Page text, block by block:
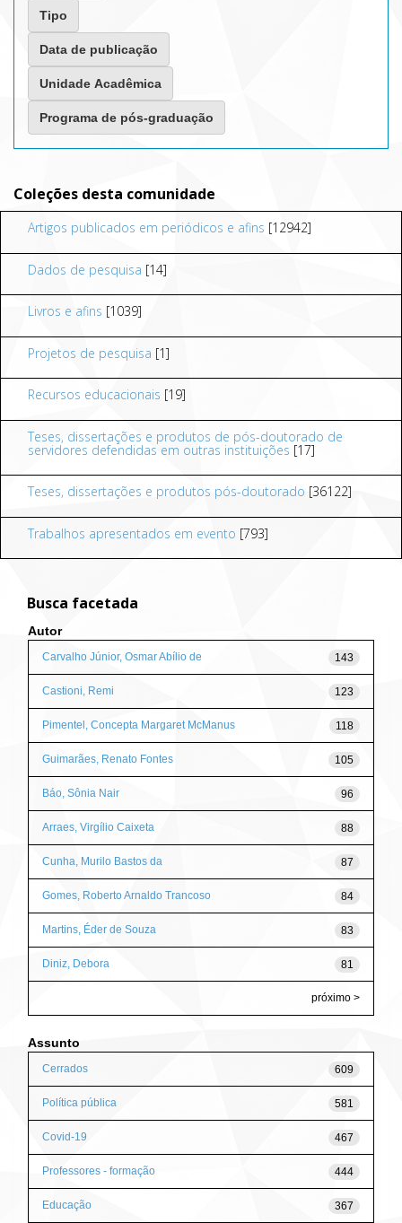
Coleções desta comunidade
Artigos publicados em periódicos e afins [12942]
Dados de pesquisa [14]
Livros e afins [1039]
Projetos de pesquisa [1]
Recursos educacionais [19]
Teses, dissertações e produtos de pós-doutorado de
servidores defendidas em outras instituições [17]
Teses, dissertações e produtos pós-doutorado [36122]
Trabalhos apresentados em evento [793]
Busca facetada
Autor
143
Carvalho Júnior, Osmar Abílio de
123
Castioni, Remi
118
Pimentel, Concepta Margaret McManus
105
Guimarães, Renato Fontes
96
Báo, Sônia Nair
88
Arraes, Virgílio Caixeta
87
Cunha, Murilo Bastos da
84
Gomes, Roberto Arnaldo Trancoso
83
Martins, Éder de Souza
81
Diniz, Debora
próximo >
Assunto
609
Cerrados
581
Política pública
467
Covid-19
444
Professores - formação
367
Educação